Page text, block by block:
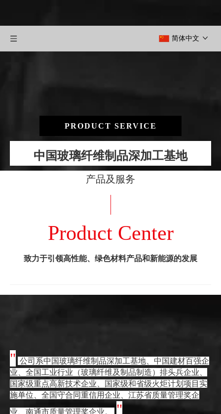
简体中文
PRODUCT SERVICE
中国玻璃纤维制品深加工基地
产品及服务
Product Center
致力于引领高性能、绿色材料产品和新能源的发展
" 公司系中国玻璃纤维制品深加工基地、中国建材百强企
业、全国工业行业（玻璃纤维及制品制造）排头兵企业、
国家级重点高新技术企业、国家级和省级火炬计划项目实
施单位、全国守合同重信用企业、江苏省质量管理奖企
业、南通市质量管理奖企业。
"